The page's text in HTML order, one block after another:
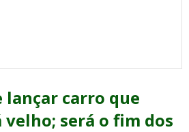
lançar carro que
velho; será o fim dos